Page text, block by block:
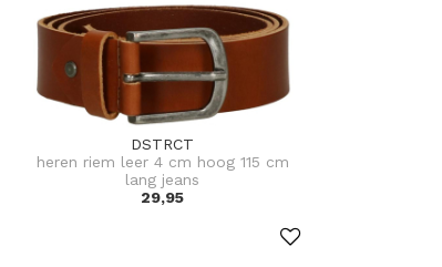
DSTRCT
heren riem leer 4 cm hoog 115 cm
lang jeans
29,95